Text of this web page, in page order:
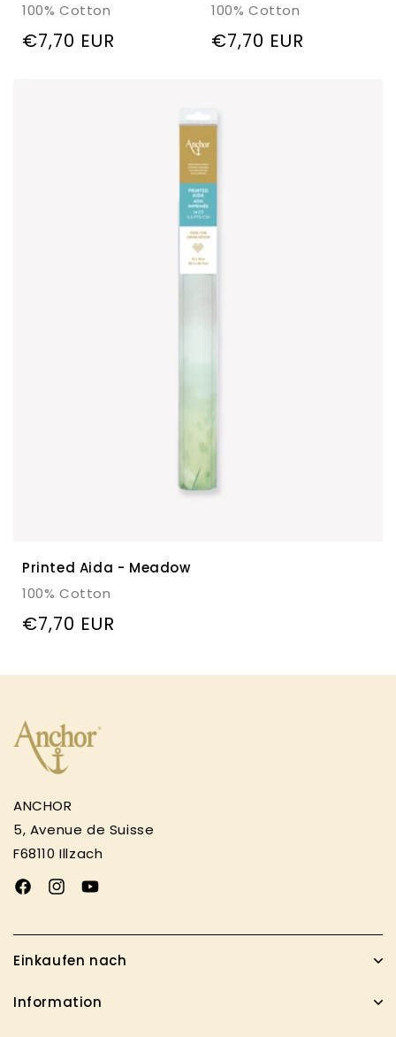
100% Cotton
Regulärer
€7,70 EUR
100% Cotton
Regulärer
€7,70 EUR
Printed Aida - Meadow
100% Cotton
Regulärer
€7,70 EUR
ANCHOR
5, Avenue de Suisse
F68110 Illzach
FacebookInstagramYouTube
Einkaufen nach
Information